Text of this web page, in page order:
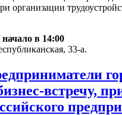
организации
начало в 14:00
33-а.
встречу,